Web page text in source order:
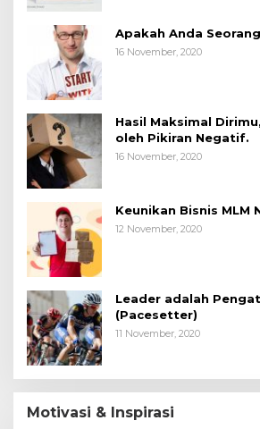
Apakah Anda
16 November, 2020
Hasil Maksimal
oleh Pikiran Negatif.
16 November, 2020
Keunikan Bisnis MLM
12 November, 2020
Leader adalah
(Pacesetter)
11 November, 2020
Motivasi & Inspirasi